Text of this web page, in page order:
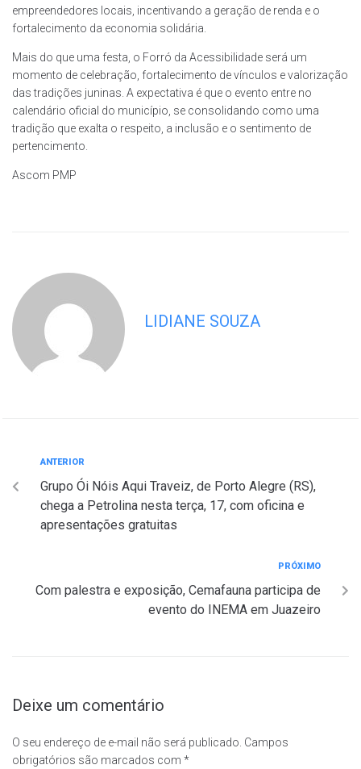
empreendedores locais, incentivando a geração de renda e o
fortalecimento da economia solidária.
Mais do que uma festa, o Forró da Acessibilidade será um
momento de celebração, fortalecimento de vínculos e valorização
das tradições juninas. A expectativa é que o evento entre no
calendário oficial do município, se consolidando como uma
tradição que exalta o respeito, a inclusão e o sentimento de
pertencimento.
Ascom PMP
LIDIANE SOUZA
ANTERIOR
Grupo Ói Nóis Aqui Traveiz, de Porto Alegre (RS),
chega a Petrolina nesta terça, 17, com oficina e
apresentações gratuitas
PRÓXIMO
Com palestra e exposição, Cemafauna participa de
evento do INEMA em Juazeiro
Deixe um comentário
O seu endereço de e-mail não será publicado. Campos
obrigatórios são marcados com *